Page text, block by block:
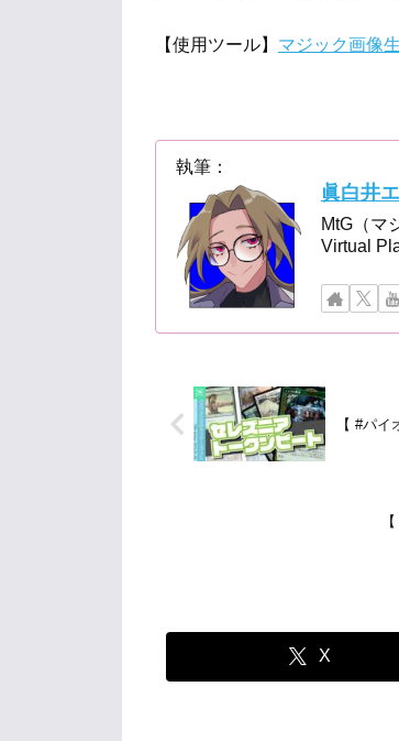
【使用ツール】 マジック画像
執筆：
眞白井
MtG（マ
Virtual
【 #パ
X